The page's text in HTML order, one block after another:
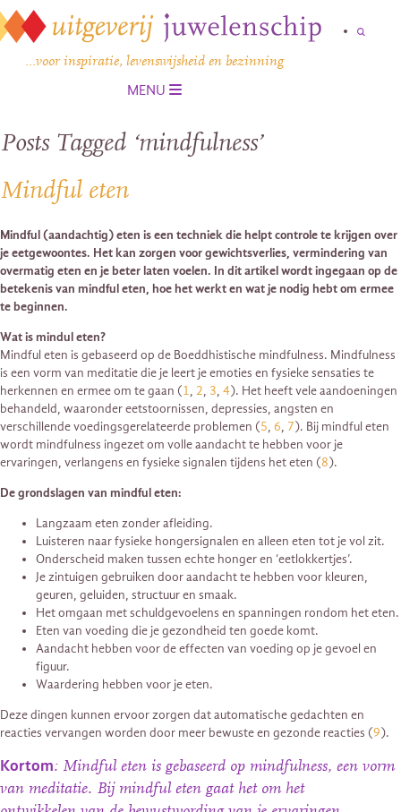
…voor inspiratie, levenswijsheid en bezinning
MENU
Posts Tagged ‘mindfulness’
Mindful eten
Mindful (aandachtig) eten is een techniek die helpt controle te krijgen over
je eetgewoontes. Het kan zorgen voor gewichtsverlies, vermindering van
overmatig eten en je beter laten voelen. In dit artikel wordt ingegaan op de
betekenis van mindful eten, hoe het werkt en wat je nodig hebt om ermee
te beginnen.
Wat is mindul eten?
Mindful eten is gebaseerd op de Boeddhistische mindfulness. Mindfulness
is een vorm van meditatie die je leert je emoties en fysieke sensaties te
herkennen en ermee om te gaan (1, 2, 3, 4). Het heeft vele aandoeningen
behandeld, waaronder eetstoornissen, depressies, angsten en
verschillende voedingsgerelateerde problemen (5, 6, 7). Bij mindful eten
wordt mindfulness ingezet om volle aandacht te hebben voor je
ervaringen, verlangens en fysieke signalen tijdens het eten (8).
De grondslagen van mindful eten:
Langzaam eten zonder afleiding.
Luisteren naar fysieke hongersignalen en alleen eten tot je vol zit.
Onderscheid maken tussen echte honger en ‘eetlokkertjes’.
Je zintuigen gebruiken door aandacht te hebben voor kleuren,
geuren, geluiden, structuur en smaak.
Het omgaan met schuldgevoelens en spanningen rondom het eten.
Eten van voeding die je gezondheid ten goede komt.
Aandacht hebben voor de effecten van voeding op je gevoel en
figuur.
Waardering hebben voor je eten.
Deze dingen kunnen ervoor zorgen dat automatische gedachten en
reacties vervangen worden door meer bewuste en gezonde reacties (9).
Kortom: Mindful eten is gebaseerd op mindfulness, een vorm
van meditatie. Bij mindful eten gaat het om het